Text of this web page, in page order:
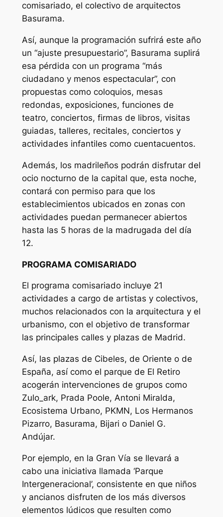
comisariado, el colectivo de arquitectos
Basurama.
Así, aunque la programación sufrirá este año
un “ajuste presupuestario”, Basurama suplirá
esa pérdida con un programa “más
ciudadano y menos espectacular”, con
propuestas como coloquios, mesas
redondas, exposiciones, funciones de
teatro, conciertos, firmas de libros, visitas
guiadas, talleres, recitales, conciertos y
actividades infantiles como cuentacuentos.
Además, los madrileños podrán disfrutar del
ocio nocturno de la capital que, esta noche,
contará con permiso para que los
establecimientos ubicados en zonas con
actividades puedan permanecer abiertos
hasta las 5 horas de la madrugada del día
12.
PROGRAMA COMISARIADO
El programa comisariado incluye 21
actividades a cargo de artistas y colectivos,
muchos relacionados con la arquitectura y el
urbanismo, con el objetivo de transformar
las principales calles y plazas de Madrid.
Así, las plazas de Cibeles, de Oriente o de
España, así como el parque de El Retiro
acogerán intervenciones de grupos como
Zulo_ark, Prada Poole, Antoni Miralda,
Ecosistema Urbano, PKMN, Los Hermanos
Pizarro, Basurama, Bijari o Daniel G.
Andújar.
Por ejemplo, en la Gran Vía se llevará a
cabo una iniciativa llamada ‘Parque
Intergeneracional’, consistente en que niños
y ancianos disfruten de los más diversos
elementos lúdicos que resulten como